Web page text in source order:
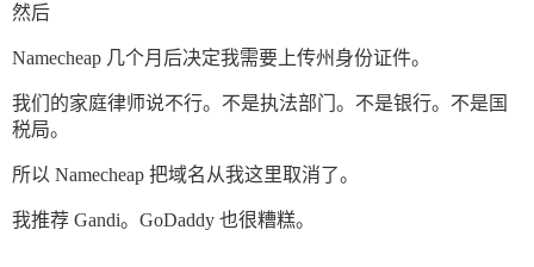
然后
Namecheap 几个月后决定我需要上传州身份证件。
我们的家庭律师说不行。不是执法部门。不是银行。不是国
税局。
所以 Namecheap 把域名从我这里取消了。
我推荐 Gandi。GoDaddy 也很糟糕。